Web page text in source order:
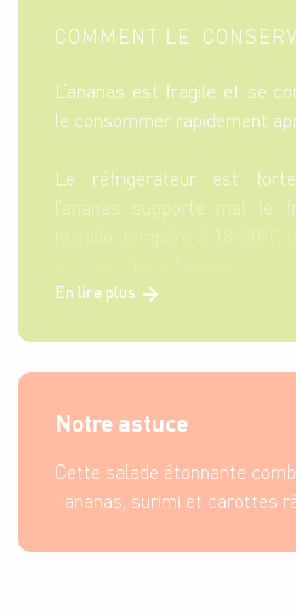
COMMENT LE
L’ananas est fragile et se
le consommer rapidement
Le réfrigérateur est
l’ananas supporte mal le
humide, tempéré à 18-20°C
En lire plus
Notre astuce
Cette salade étonnante
: ananas, surimi et carottes